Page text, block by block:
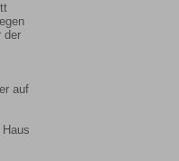
der
auf